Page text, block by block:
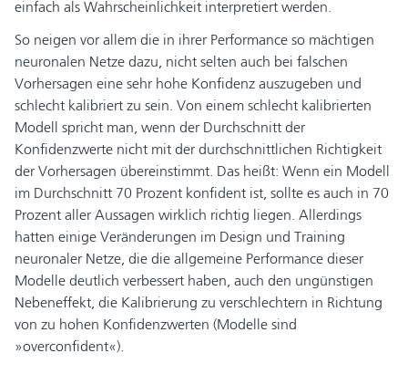
einfach als Wahrscheinlichkeit interpretiert werden.
So neigen vor allem die in ihrer Performance so mächtigen
neuronalen Netze dazu, nicht selten auch bei falschen
Vorhersagen eine sehr hohe Konfidenz auszugeben und
schlecht kalibriert zu sein. Von einem schlecht kalibrierten
Modell spricht man, wenn der Durchschnitt der
Konfidenzwerte nicht mit der durchschnittlichen Richtigkeit
der Vorhersagen übereinstimmt. Das heißt: Wenn ein Modell
im Durchschnitt 70 Prozent konfident ist, sollte es auch in 70
Prozent aller Aussagen wirklich richtig liegen. Allerdings
hatten einige Veränderungen im Design und Training
neuronaler Netze, die die allgemeine Performance dieser
Modelle deutlich verbessert haben, auch den ungünstigen
Nebeneffekt, die Kalibrierung zu verschlechtern in Richtung
von zu hohen Konfidenzwerten (Modelle sind
»overconfident«).